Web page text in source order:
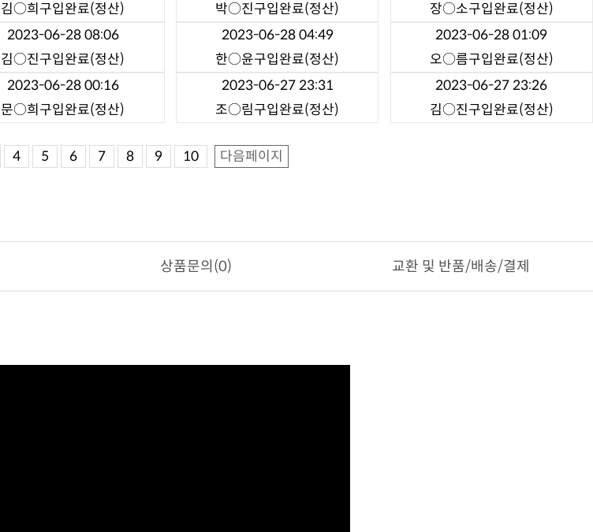
김○희 구입완료(정산)
박○진구입완료(정산)
장○소구입완료(정산)
2023-06-28 08:06
김○진구입완료(정산)
2023-06-28 04:49
한○윤구입완료(정산)
2023-06-28 01:09
오○름구입완료(정산)
2023-06-28 00:16
문○희 구입완료(정산)
2023-06-27 23:31
조○림구입완료(정산)
2023-06-27 23:26
김○진구입완료(정산)
4 5 6 7 8 9 10 다음페이지
상품문의(0) 교환 및 반품/배송/결제